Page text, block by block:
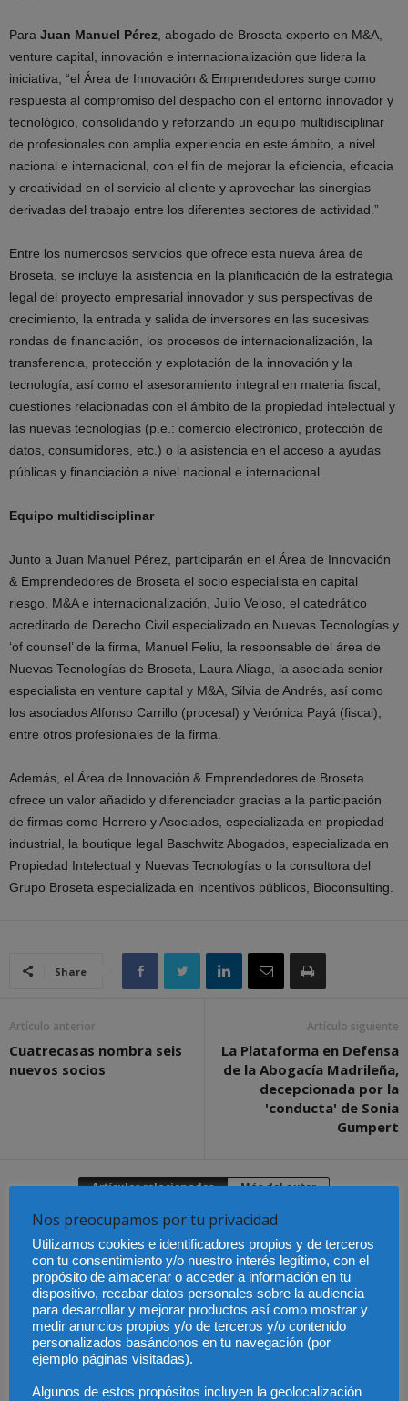
Para Juan Manuel Pérez , abogado de Broseta experto en M&A,
venture capital, innovación e internacionalización que lidera la
iniciativa, “el Área de Innovación & Emprendedores surge como
respuesta al compromiso del despacho con el entorno innovador y
tecnológico, consolidando y reforzando un equipo multidisciplinar
de profesionales con amplia experiencia en este ámbito, a nivel
nacional e internacional, con el fin de mejorar la eficiencia, eficacia
y creatividad en el servicio al cliente y aprovechar las sinergias
derivadas del trabajo entre los diferentes sectores de actividad.”
Entre los numerosos servicios que ofrece esta nueva área de
Broseta, se incluye la asistencia en la planificación de la estrategia
legal del proyecto empresarial innovador y sus perspectivas de
crecimiento, la entrada y salida de inversores en las sucesivas
rondas de financiación, los procesos de internacionalización, la
transferencia, protección y explotación de la innovación y la
tecnología, así como el asesoramiento integral en materia fiscal,
cuestiones relacionadas con el ámbito de la propiedad intelectual y
las nuevas tecnologías (p.e.: comercio electrónico, protección de
datos, consumidores, etc.) o la asistencia en el acceso a ayudas
públicas y financiación a nivel nacional e internacional.
Equipo multidisciplinar
Junto a Juan Manuel Pérez, participarán en el Área de Innovación
& Emprendedores de Broseta el socio especialista en capital
riesgo, M&A e internacionalización, Julio Veloso, el catedrático
acreditado de Derecho Civil especializado en Nuevas Tecnologías y
‘of counsel’ de la firma, Manuel Feliu, la responsable del área de
Nuevas Tecnologías de Broseta, Laura Aliaga, la asociada senior
especialista en venture capital y M&A, Silvia de Andrés, así como
los asociados Alfonso Carrillo (procesal) y Verónica Payá (fiscal),
entre otros profesionales de la firma.
Además, el Área de Innovación & Emprendedores de Broseta
ofrece un valor añadido y diferenciador gracias a la participación
de firmas como Herrero y Asociados, especializada en propiedad
industrial, la boutique legal Baschwitz Abogados, especializada en
Propiedad Intelectual y Nuevas Tecnologías o la consultora del
Grupo Broseta especializada en incentivos públicos, Bioconsulting.
Share
Artículo anterior
Cuatrecasas nombra seis
nuevos socios
Artículo siguiente
La Plataforma en Defensa
de la Abogacía Madrileña,
decepcionada por la
'conducta' de Sonia
Gumpert
Artículos relacionados Más del autor
Publicado el aumento
de retribuciones de
abogados y
procuradores del Turno
de Oficio en Aragón
De la confianza al
control: el riesgo de
compartir ubicación con
tu pareja
La verificación de edad
y los contratos
tradicionales cambian
de era: el mercado
apuesta por la
privacidad en el
Nos preocupamos por tu privacidad
Utilizamos cookies e identificadores propios y de terceros
con tu consentimiento y/o nuestro interés legítimo, con el
propósito de almacenar o acceder a información en tu
dispositivo, recabar datos personales sobre la audiencia
para desarrollar y mejorar productos así como mostrar y
medir anuncios propios y/o de terceros y/o contenido
personalizados basándonos en tu navegación (por
ejemplo páginas visitadas).
Algunos de estos propósitos incluyen la geolocalización